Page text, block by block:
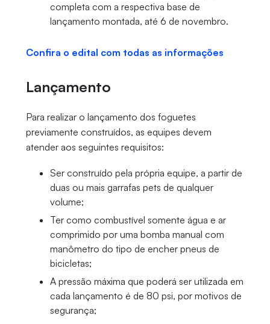
completa com a respectiva base de
lançamento montada, até 6 de novembro.
Confira o edital com todas as informações
Lançamento
Para realizar o lançamento dos foguetes
previamente construídos, as equipes devem
atender aos seguintes requisitos:
Ser construído pela própria equipe, a partir de
duas ou mais garrafas pets de qualquer
volume;
Ter como combustível somente água e ar
comprimido por uma bomba manual com
manômetro do tipo de encher pneus de
bicicletas;
A pressão máxima que poderá ser utilizada em
cada lançamento é de 80 psi, por motivos de
segurança;